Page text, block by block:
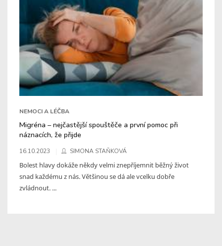
NEMOCI A LÉČBA
Migréna – nejčastější spouštěče a první pomoc při
náznacích, že přijde
16.10.2023 SIMONA STAŇKOVÁ
Bolest hlavy dokáže někdy velmi znepříjemnit běžný život
snad každému z nás. Většinou se dá ale vcelku dobře
zvládnout. ...